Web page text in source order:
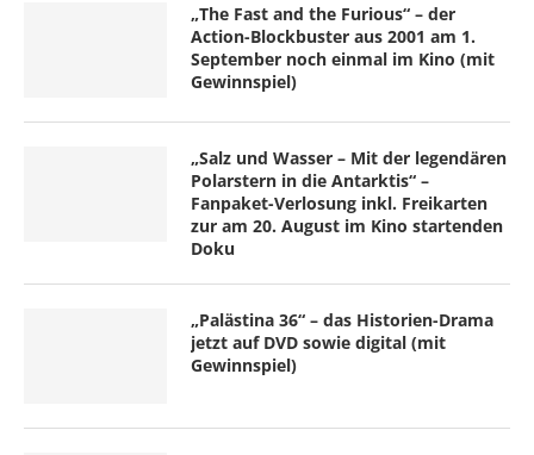
„The Fast and the Furious“ – der
Action-Blockbuster aus 2001 am 1.
September noch einmal im Kino (mit
Gewinnspiel)
„Salz und Wasser – Mit der legendären
Polarstern in die Antarktis“ –
Fanpaket-Verlosung inkl. Freikarten
zur am 20. August im Kino startenden
Doku
„Palästina 36“ – das Historien-Drama
jetzt auf DVD sowie digital (mit
Gewinnspiel)